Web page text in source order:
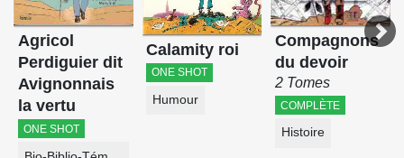
Agricol
Perdiguier dit
Avignonnais
la vertu
ONE SHOT
Calamity roi
ONE SHOT
Humour
Compagnons
du devoir
2 Tomes
COMPLÈTE
Histoire